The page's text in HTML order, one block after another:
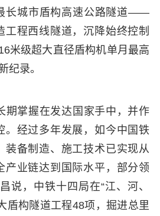
长城市盾构高速公路隧道——
工程西线隧道，沉降始终控制
米级超大直径盾构机单月最高
纪录。
期掌握在发达国家手中，并作
。经过多年发展，如今中国铁
装备制造、施工技术已实现从
产业链达到国际水平，部分领
说，中铁十四局在“江、河、
盾构隧道工程48项，掘进总里